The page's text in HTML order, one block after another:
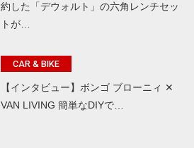
約した「デウォルト」の六角レンチセッ
トが…
CAR & BIKE
【インタビュー】ボンゴ ブローニィ ✕
VAN LIVING 簡単なDIYで…